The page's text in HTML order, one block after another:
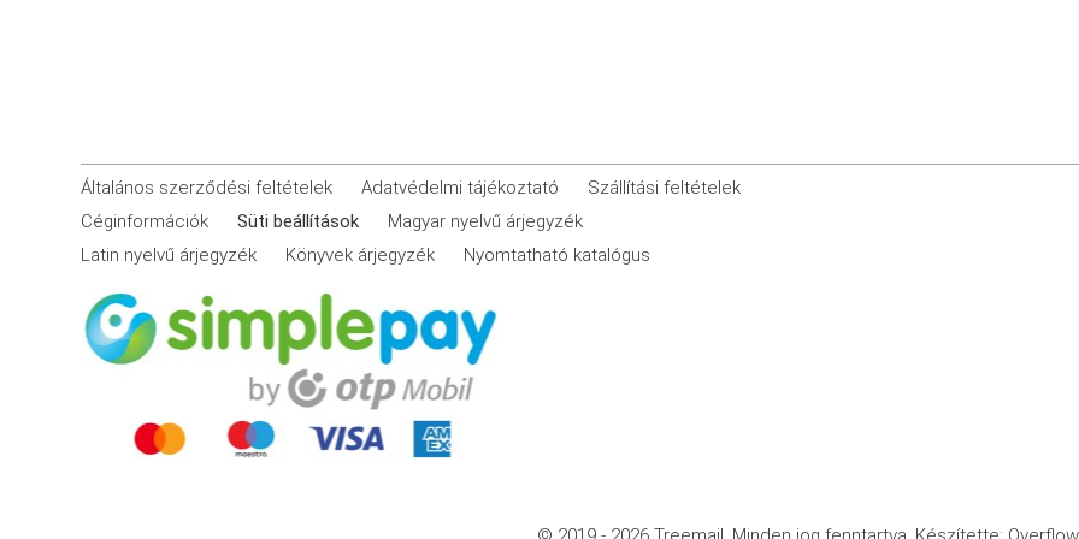
Általános szerződési feltételek Adatvédelmi tájékoztató
Szállítási feltételek
Céginformációk
Süti beállítások
Magyar nyelvű árjegyzék
Latin nyelvű árjegyzék
Könyvek árjegyzék Nyomtatható katalógus